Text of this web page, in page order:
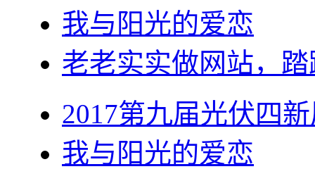
我与阳光的爱恋
老老实实做网站，
2017第九届光伏四
我与阳光的爱恋